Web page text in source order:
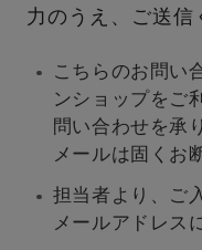
力のうえ、ご送信
こちらのお問い
ンショップをご
問い合わせを承
メールは固くお
担当者より、ご
メールアドレス